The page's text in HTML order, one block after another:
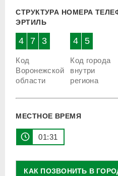
СТРУКТУРА НОМЕРА
ЭРТИЛЬ
4 7 3
Код
Воронежской
области
4 5
Код города
внутри
региона
МЕСТНОЕ ВРЕМЯ
01 31
КАК ПОЗВОНИТЬ В